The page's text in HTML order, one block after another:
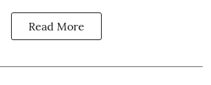
Read More